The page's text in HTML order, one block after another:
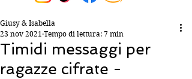
Timidi messaggi per
ragazze cifrate -
Giusy & Isabella
23 nov 2021 Tempo di lettura: 7 min